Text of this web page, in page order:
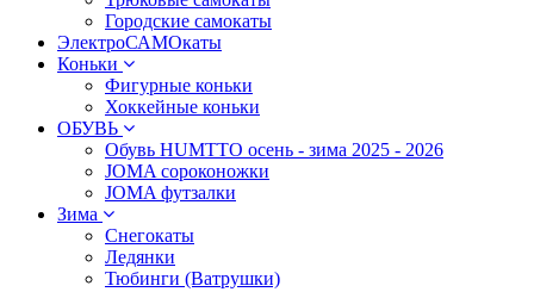
Городские самокаты
ЭлектроСАМОкаты
Коньки
Фигурные коньки
Хоккейные коньки
ОБУВЬ
Обувь HUMTTO осень - зима 2025 - 2026
JOMA сороконожки
JOMA футзалки
Зима
Снегокаты
Ледянки
Тюбинги (Ватрушки)